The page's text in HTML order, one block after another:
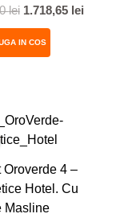
lei 1.718,65 lei
IN COS
Oroverde 4 –
Hotel. Cu
Masline
Prețul
inițial
a
fost:
679,00 lei.
645,06